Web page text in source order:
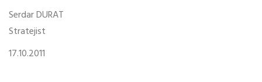
Serdar DURAT
Stratejist
17.10.2011